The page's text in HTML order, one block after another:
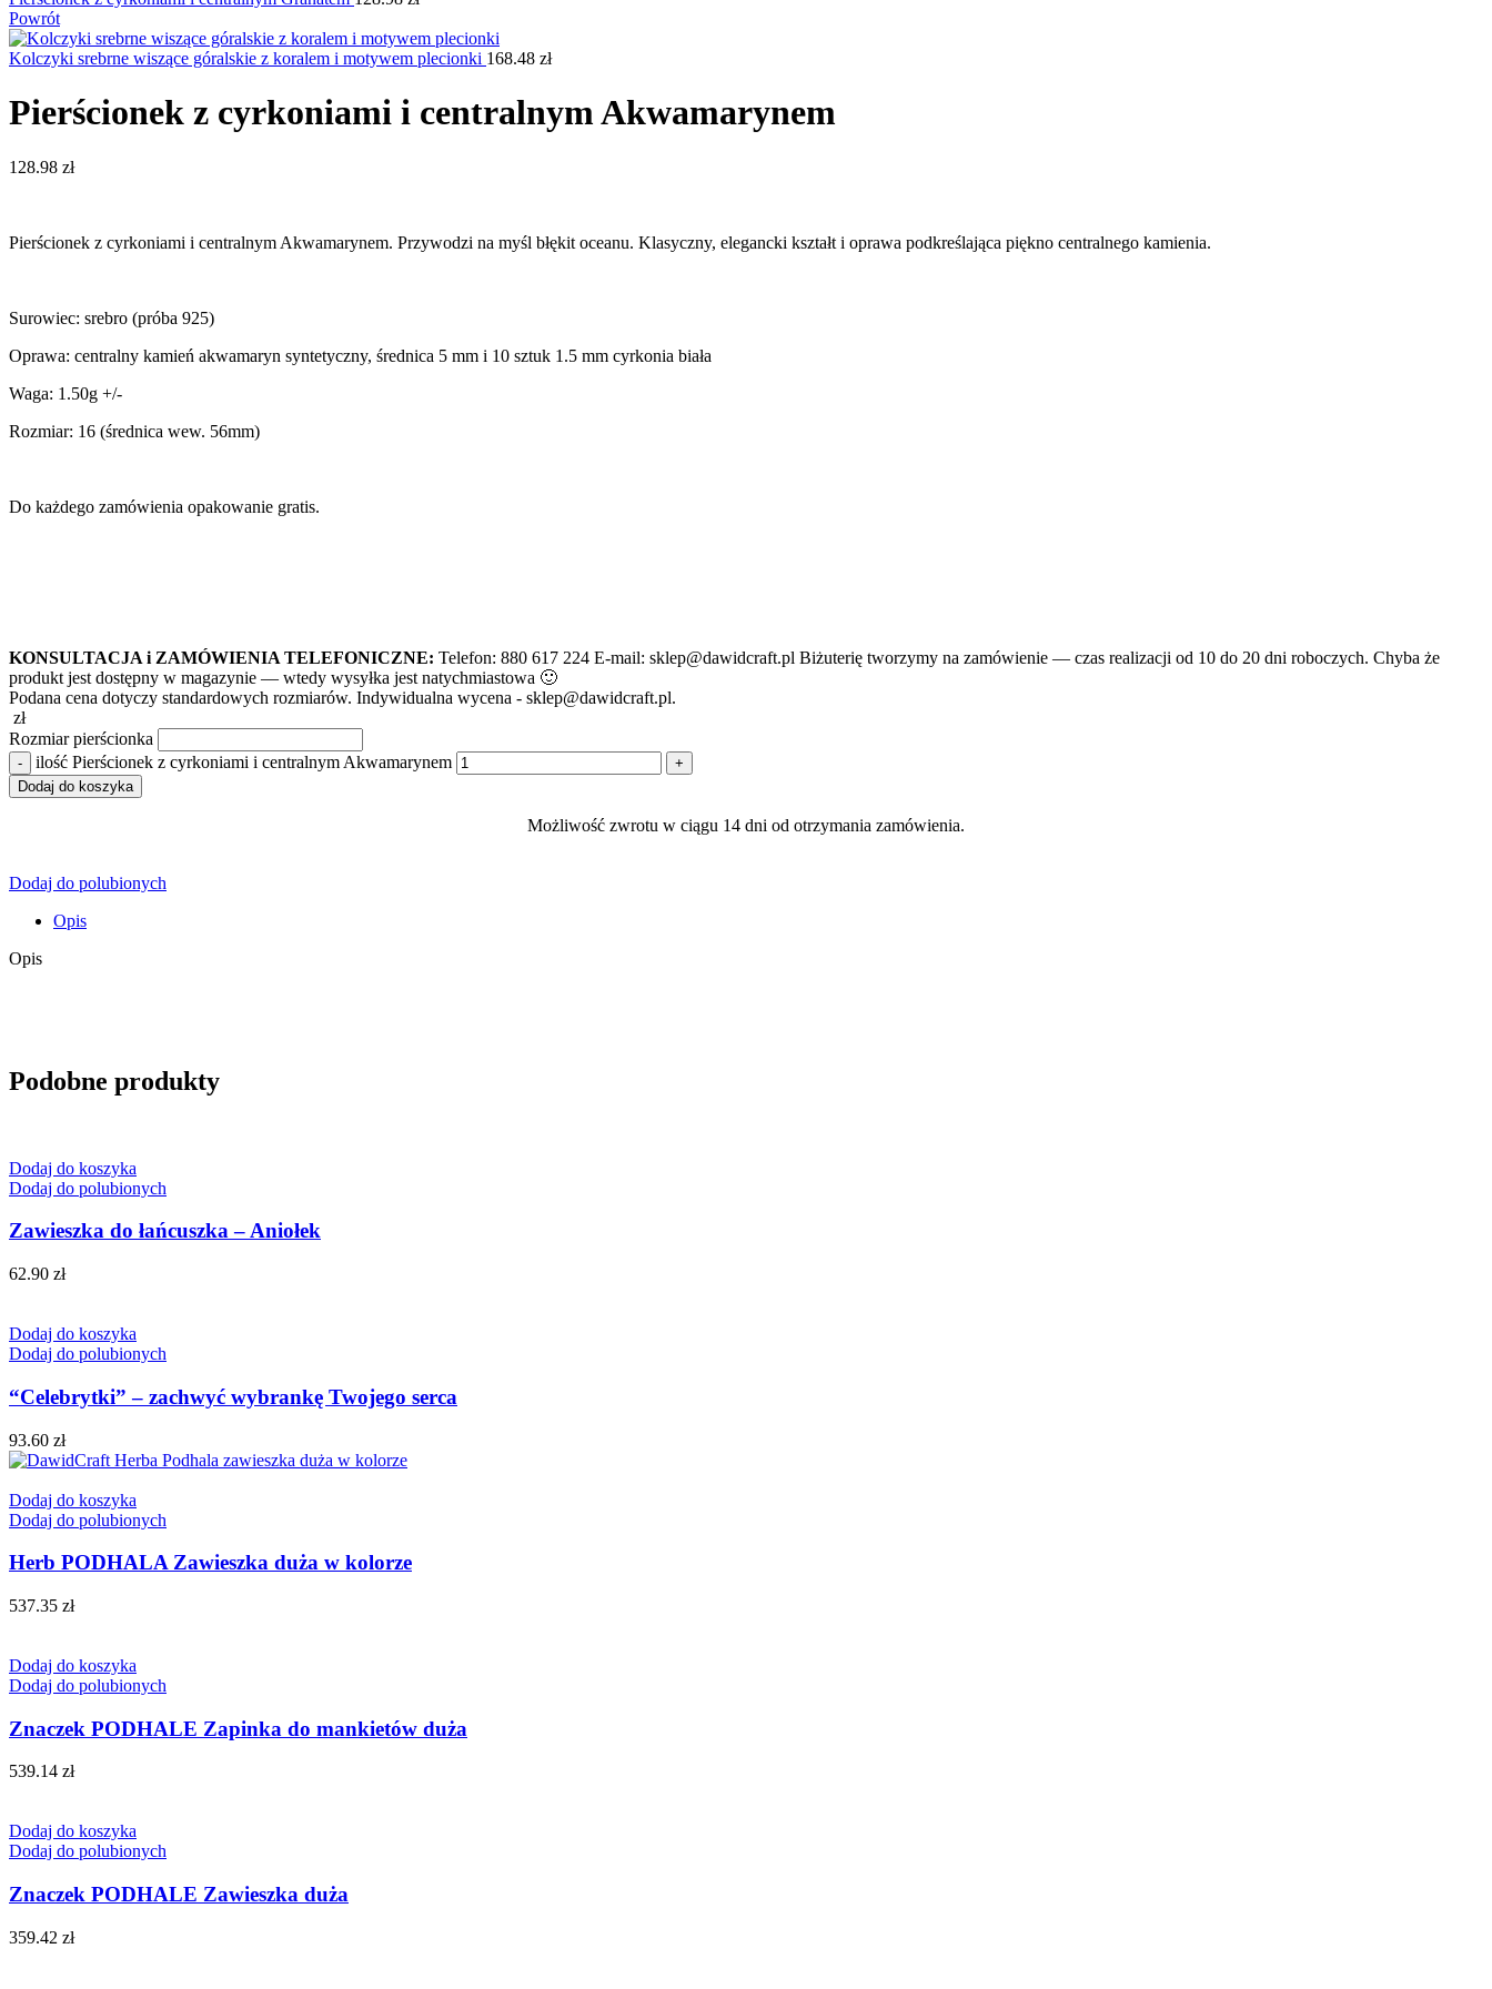
Powrót
Kolczyki srebrne wiszące góralskie z koralem i motywem plecionki 168.48 zł
Pierścionek z cyrkoniami i centralnym Akwamarynem
128.98 zł
Pierścionek z cyrkoniami i centralnym Akwamarynem. Przywodzi na myśl błękit oceanu. Klasyczny, elegancki kształt i oprawa podkreślająca piękno centralnego kamienia.
Surowiec: srebro (próba 925)
Oprawa: centralny kamień akwamaryn syntetyczny, średnica 5 mm i 10 sztuk 1.5 mm cyrkonia biała
Waga: 1.50g +/-
Rozmiar: 16 (średnica wew. 56mm)
Do każdego zamówienia opakowanie gratis.
KONSULTACJA i ZAMÓWIENIA TELEFONICZNE: Telefon: 880 617 224 E-mail: sklep@dawidcraft.pl Biżuterię tworzymy na zamówienie — czas realizacji od 10 do 20 dni roboczych. Chyba że
produkt jest dostępny w magazynie — wtedy wysyłka jest natychmiastowa 🙂
Podana cena dotyczy standardowych rozmiarów. Indywidualna wycena - sklep@dawidcraft.pl.
zł
Rozmiar pierścionka
ilość Pierścionek z cyrkoniami i centralnym Akwamarynem
Dodaj do koszyka
Możliwość zwrotu w ciągu 14 dni od otrzymania zamówienia.
Dodaj do polubionych
Opis
Opis
Podobne produkty
Dodaj do koszyka
Dodaj do polubionych
Zawieszka do łańcuszka – Aniołek
62.90 zł
Dodaj do koszyka
Dodaj do polubionych
“Celebrytki” – zachwyć wybrankę Twojego serca
93.60 zł
Dodaj do koszyka
Dodaj do polubionych
Herb PODHALA Zawieszka duża w kolorze
537.35 zł
Dodaj do koszyka
Dodaj do polubionych
Znaczek PODHALE Zapinka do mankietów duża
539.14 zł
Dodaj do koszyka
Dodaj do polubionych
Znaczek PODHALE Zawieszka duża
359.42 zł